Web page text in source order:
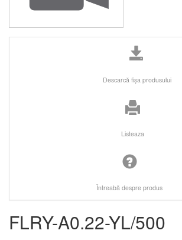
Descarcă fişa produsului
Listeaza
Întreabă despre produs
FLRY-A0.22-YL/500